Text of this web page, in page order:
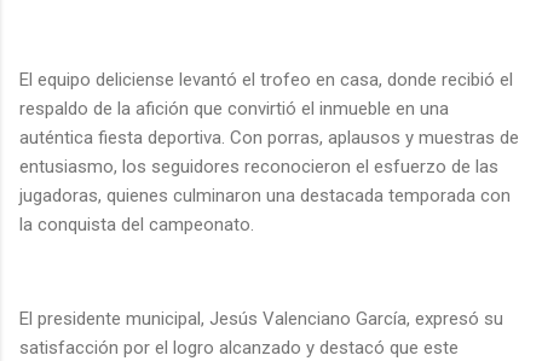
El equipo deliciense levantó el trofeo en casa, donde recibió el
respaldo de la afición que convirtió el inmueble en una
auténtica fiesta deportiva. Con porras, aplausos y muestras de
entusiasmo, los seguidores reconocieron el esfuerzo de las
jugadoras, quienes culminaron una destacada temporada con
la conquista del campeonato.
El presidente municipal, Jesús Valenciano García, expresó su
satisfacción por el logro alcanzado y destacó que este